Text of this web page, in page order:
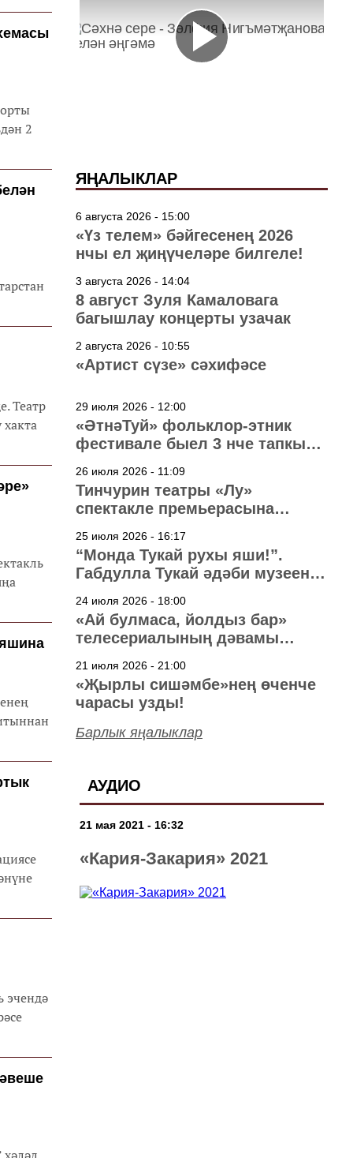
2
Театр
эчендә
ЯҢАЛЫКЛАР
6 августа 2026 - 15:00
«Үз телем» бәйгесенең 2026
нчы ел җиңүчеләре билгеле!
3 августа 2026 - 14:04
8 август Зуля Камаловага
багышлау концерты узачак
2 августа 2026 - 10:55
«Артист сүзе» сәхифәсе
29 июля 2026 - 12:00
«ӘтнәТуй» фольклор-этник
фестивале быел 3 нче тапкыр
26 июля 2026 - 11:09
Тинчурин театры «Лу»
спектакле премьерасына
25 июля 2026 - 16:17
“Монда Тукай рухы яши!”.
Габдулла Тукай әдәби музеена
24 июля 2026 - 18:00
«Ай булмаса, йолдыз бар»
телесериалының дәвамы
21 июля 2026 - 21:00
«Җырлы сишәмбе»нең өченче
чарасы узды!
Барлык яңалыклар
АУДИО
21 мая 2021 - 16:32
«Кария-Закария» 2021